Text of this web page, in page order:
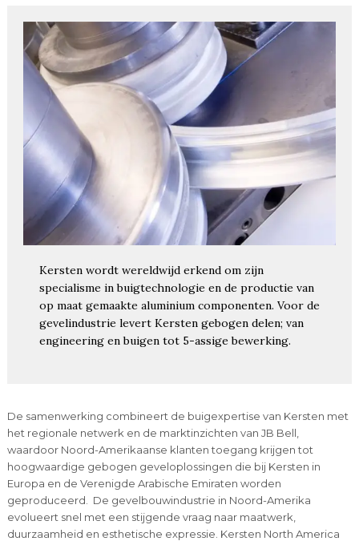
Kersten wordt wereldwijd erkend om zijn
specialisme in buigtechnologie en de productie van
op maat gemaakte aluminium componenten. Voor de
gevelindustrie levert Kersten gebogen delen; van
engineering en buigen tot 5-assige bewerking.
De samenwerking combineert de buigexpertise van Kersten met
het regionale netwerk en de marktinzichten van JB Bell,
waardoor Noord-Amerikaanse klanten toegang krijgen tot
hoogwaardige gebogen geveloplossingen die bij Kersten in
Europa en de Verenigde Arabische Emiraten worden
geproduceerd. De gevelbouwindustrie in Noord-Amerika
evolueert snel met een stijgende vraag naar maatwerk,
duurzaamheid en esthetische expressie. Kersten North America